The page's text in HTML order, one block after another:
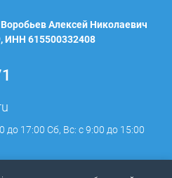
Алексей Николаевич
ИНН 615500332408
17:00 Сб, Вс: с 9:00 до 15:00